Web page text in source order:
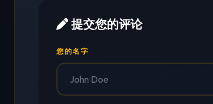
提交您的评论
您的名字